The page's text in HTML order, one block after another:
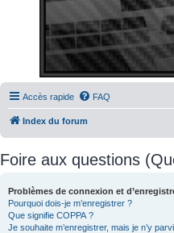
Accès rapide FAQ
Index du forum
Foire aux questions
Problèmes de connexion et
Pourquoi dois-je m’enregistrer ?
Que signifie COPPA ?
Je souhaite m’enregistrer, mais je n’y